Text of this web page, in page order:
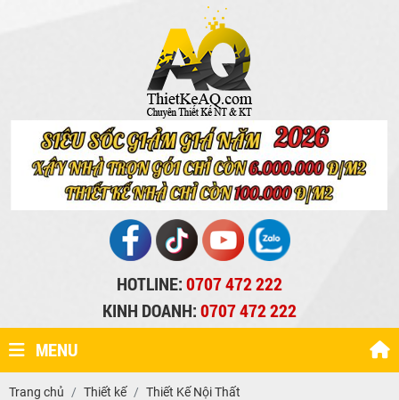
HOTLINE:0707 472 222
KINH DOANH:0707 472 222
MENU
Trang chủ Thiết kế
Thiết Kế Nội Thất